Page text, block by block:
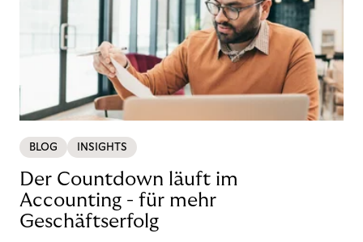
BLOG INSIGHTS
Der Countdown läuft im
Accounting - für mehr
Geschäftserfolg